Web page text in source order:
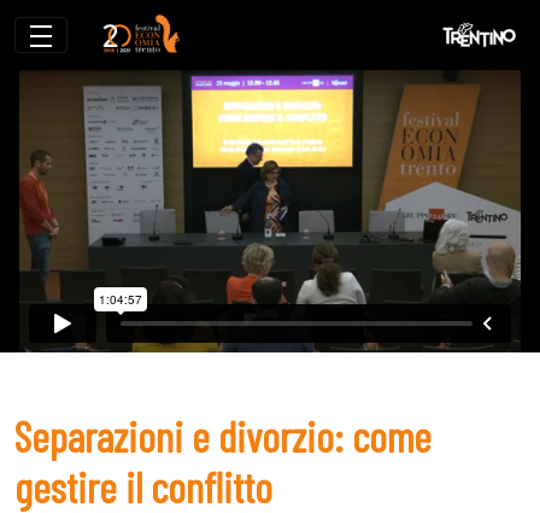
Separazioni e divorzio: come gestire il
Separazioni e divorzio: come
gestire il conflitto